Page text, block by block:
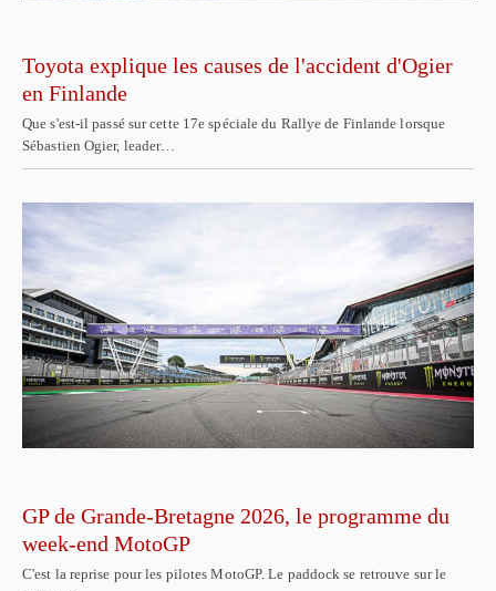
Toyota explique les causes de l'accident d'Ogier
en Finlande
Que s'est-il passé sur cette 17e spéciale du Rallye de Finlande lorsque
Sébastien Ogier, leader…
GP de Grande-Bretagne 2026, le programme du
week-end MotoGP
C'est la reprise pour les pilotes MotoGP. Le paddock se retrouve sur le